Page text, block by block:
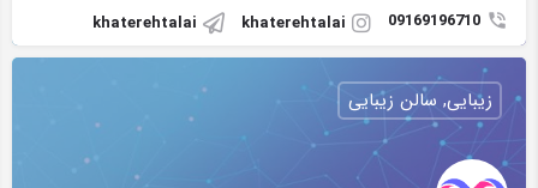
09169196710
khaterehtalai
khaterehtalai
زیبایی, سالن زیبایی